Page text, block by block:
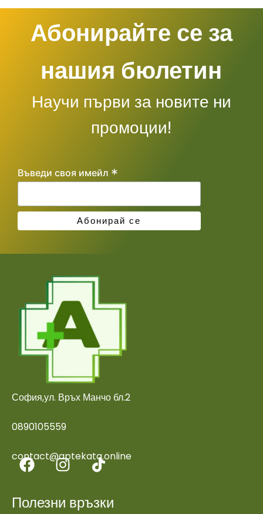
Абонирайте се за
нашия бюлетин
Научи първи за новите ни
промоции!
Въведи своя имейл *
София,ул. Връх Манчо бл.2
0890105559
contact@aptekata.online
Полезни връзки